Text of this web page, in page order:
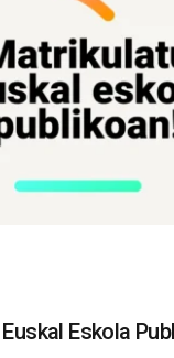
Eskola